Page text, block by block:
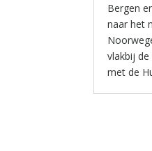
Bergen
naar het
vlakbij de
met de